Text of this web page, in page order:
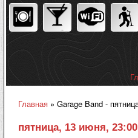
Главная » Garage Band -
пятница, 13 июня, 23:00